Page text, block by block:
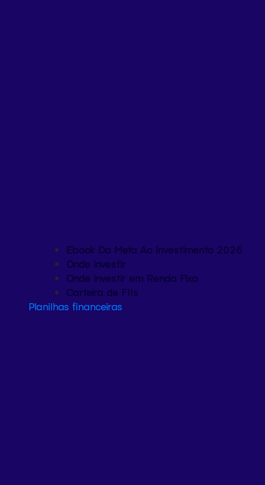
Ebook Da Meta Ao Investimento 2026
Onde investir
Onde investir em Renda Fixa
Carteira de FIIs
Planilhas financeiras